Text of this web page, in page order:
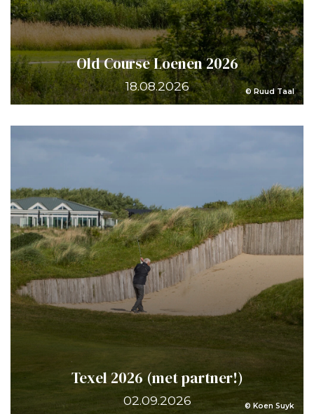
© Ruud Taal
Old Course Loenen 2026
18.08.2026
© Koen Suyk
Texel 2026 (met partner!)
02.09.2026